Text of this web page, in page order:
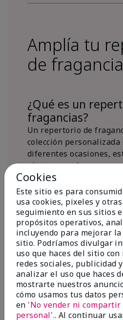
Amplía tu
de
¿Qué es un
fragancias?
Un repertorio de
colección personalizada
diferentes ocasiones,
y/o temporadas.
¿Dónde encaja la
Kay® True Optimism™
Parfum?
Inspiración
fragancia
Sobre Mary Kay®
Cookies
Este sitio es para
usa cookies, pixeles y
seguimiento en sus sitios
propósitos operativos,
incluyendo para mejorar
sitio. Podríamos divulgar
uso que haces del sitio
redes sociales, publicidad
analizar el uso que haces
mostrarte nuestros
cómo usamos tus datos
en 'No vender ni
personal'.. Al continuar